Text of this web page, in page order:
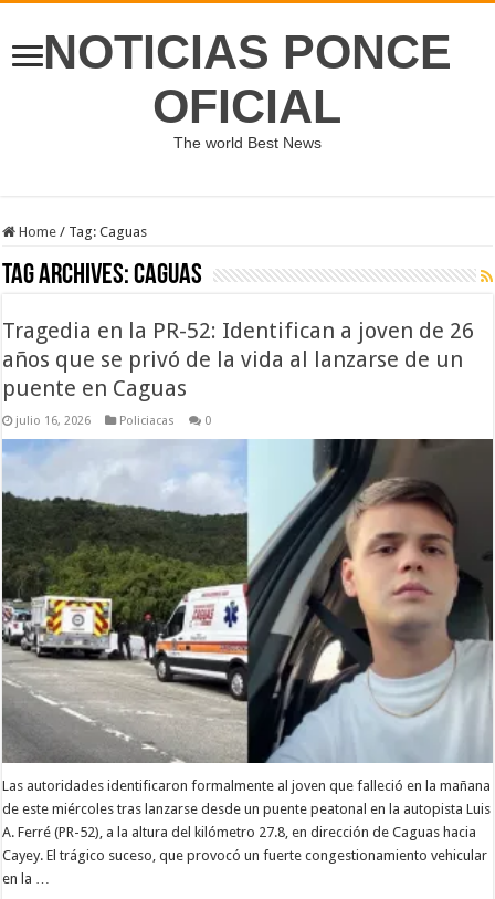
NOTICIAS PONCE
OFICIAL
The world Best News
Home / Tag:Caguas
Tag Archives:Caguas
Tragedia en la PR-52: Identifican a joven de 26
años que se privó de la vida al lanzarse de un
puente en Caguas
julio 16, 2026 Policiacas 0
Las autoridades identificaron formalmente al joven que falleció en la mañana
de este miércoles tras lanzarse desde un puente peatonal en la autopista Luis
A. Ferré (PR-52), a la altura del kilómetro 27.8, en dirección de Caguas hacia
Cayey. El trágico suceso, que provocó un fuerte congestionamiento vehicular
en la …